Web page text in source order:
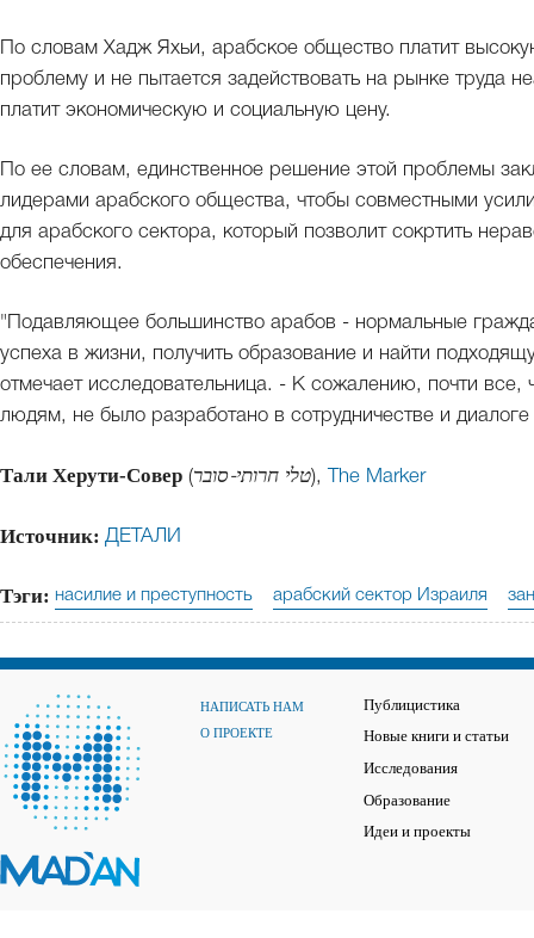
По словам Хадж Яхьи, арабское общество платит
проблему и не пытается задействовать на рынке труда
платит экономическую и социальную цену.
По ее словам, единственное решение этой проблемы
лидерами арабского общества, чтобы совместными
для арабского сектора, который позволит сокртить
обеспечения.
"Подавляющее большинство арабов - нормальные
успеха в жизни, получить образование и найти
отмечает исследовательница. - К сожалению, почти все,
людям, не было разработано в сотрудничестве и
Тали Херути-Совер (טלי חרותי-סובר), The Marker
Источник: ДЕТАЛИ
Тэги: насилие и преступность арабский сектор Израиля
НАПИСАТЬ НАМ
О ПРОЕКТЕ
Публицистика
Новые книги и статьи
Исследования
Образование
Идеи и проекты